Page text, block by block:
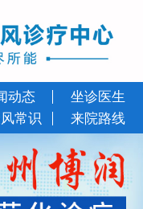
动态
坐诊医生
常识 来院路线